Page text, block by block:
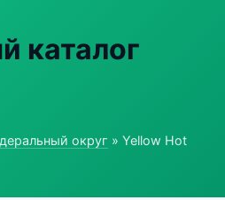
каталог
округ » Yellow Hot